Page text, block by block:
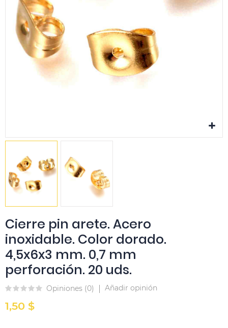
Cierre pin arete. Acero
inoxidable. Color dorado.
4,5x6x3 mm. 0,7 mm
perforación. 20 uds.
Opiniones (0) Añadir opinión
1,50 $